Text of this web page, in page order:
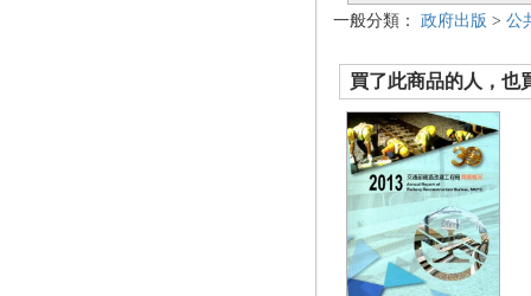
一般分類： 政府出版 > 公
買了此商品的人，也